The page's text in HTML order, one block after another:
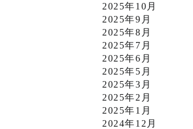
2025年10月
2025年9月
2025年8月
2025年7月
2025年6月
2025年5月
2025年3月
2025年2月
2025年1月
2024年12月